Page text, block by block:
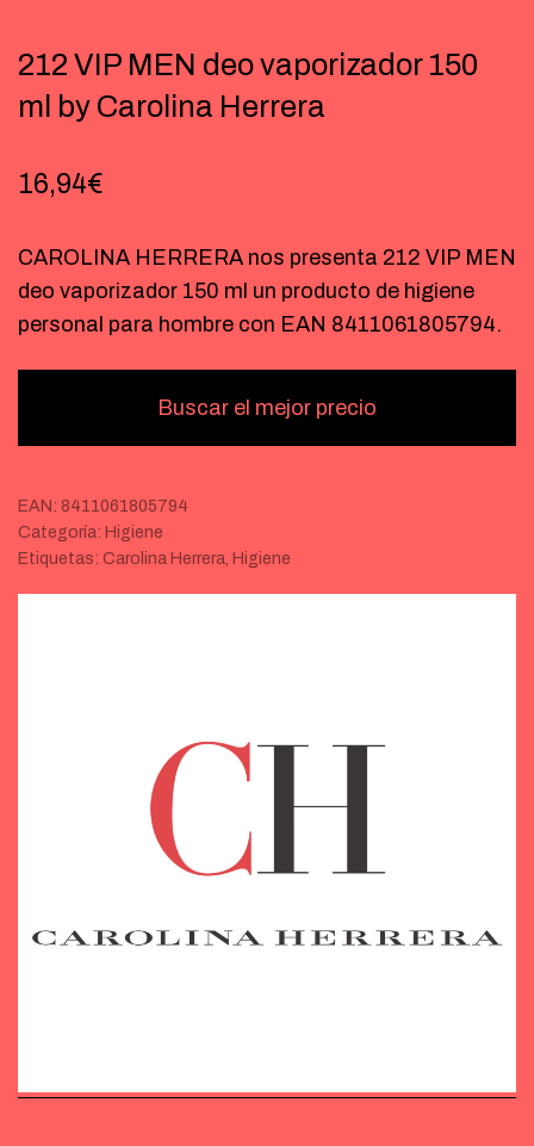
212 VIP MEN deo vaporizador 150
ml by Carolina Herrera
16,94€
CAROLINA HERRERA nos presenta 212 VIP MEN
deo vaporizador 150 ml un producto de higiene
personal para hombre con EAN 8411061805794.
Buscar el mejor precio
EAN: 8411061805794
Categoría: Higiene
Etiquetas: Carolina Herrera, Higiene